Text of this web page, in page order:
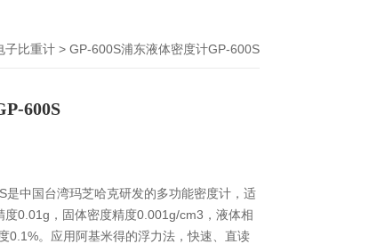
子比重计 > GP-600S浦东液体密度计GP-600S
600S
是中国台湾玛芝哈克研发的多功能密度计，适
度0.01g，固体密度精度0.001g/cm3，液体相
0.1%。应用阿基米得的浮力法，快速、直读